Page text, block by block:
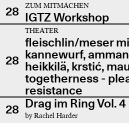
28
ZUM MITMACHEN
IGTZ Workshop
28
THEATER
fleischlin/meser
kannewurf,
heikkilä, krstić,
togetherness -
resistance
28 Drag im Ring Vol. 4
by Rachel Harder